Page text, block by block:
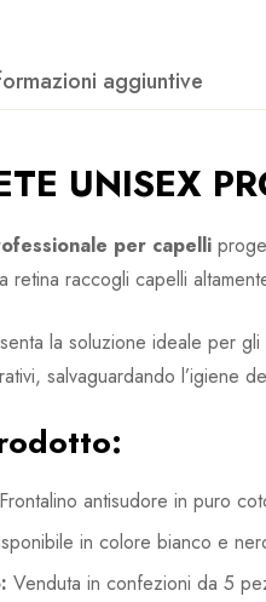
aggiuntive
UNISEX
per capelli
retina raccogli capelli
la soluzione ideale per
salvaguardando l’igiene
Frontalino antisudore in puro
in colore bianco e
Venduta in confezioni da 5